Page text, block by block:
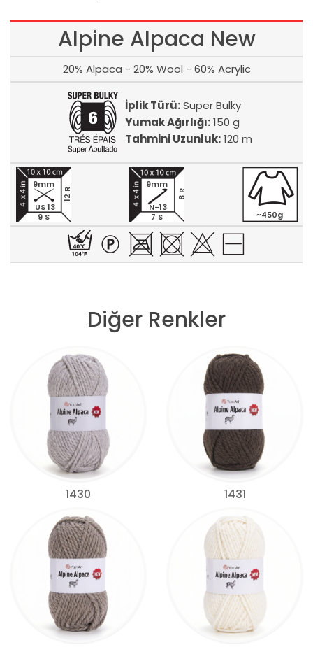
Alpine Alpaca New
20% Alpaca - 20% Wool - 60% Acrylic
İplik Türü:Super Bulky
Yumak Ağırlığı:150 g
Tahmini Uzunluk:120 m
9 S
12 R
9mm
US 13
7 S
8 R
9mm
N-13
~450g
Diğer Renkler
1430 1431